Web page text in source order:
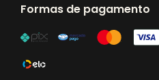
Formas de pagamento